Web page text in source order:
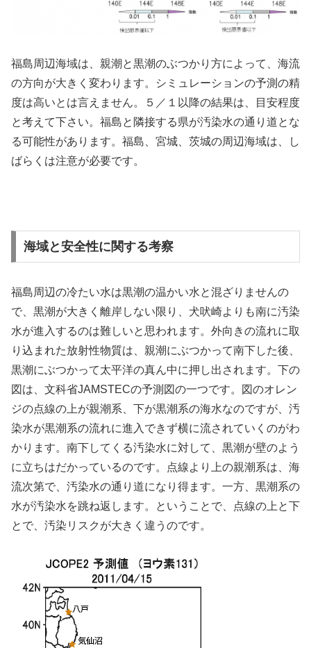
福島周辺海域は、親潮と黒潮のぶつかり方によって、海流
の方向が大きく変わります。シミュレーションの予測の精
度は高いとは言えません。５／１以降の結果は、目安程度
と考えて下さい。福島と隣接する県が汚染水の通り道とな
る可能性があります。福島、宮城、茨城の周辺海域は、し
ばらくは注意が必要です。
海域と安全性に関する考察
福島周辺の冷たい水は黒潮の温かい水と混ざりませんの
で、黒潮が大きく離岸しない限り、犬吠崎よりも南に汚染
水が進入するのは難しいと思われます。外向きの流れに取
り込まれた放射性物質は、親潮にぶつかって南下した後、
黒潮にぶつかって太平洋の真ん中に押し出されます。下の
図は、文科省JAMSTECの予測図の一つです。図のオレン
ジの点線の上が親潮系、下が黒潮系の海水なのですが、汚
染水が黒潮系の流れに進入できず横に流されていくのがわ
かります。南下してくる汚染水に対して、黒潮が壁のよう
に立ちはだかっているのです。点線より上の親潮系は、海
流次第で、汚染水の通り道になり得ます。一方、黒潮系の
水が汚染水を跳ね返します。ということで、点線の上と下
とで、汚染リスクが大きく違うのです。